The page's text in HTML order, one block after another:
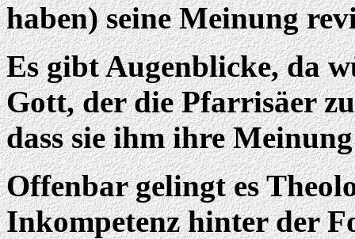
haben) seine Meinung
Es gibt Augenblicke, da
Gott, der die Pfarrisäer
dass sie ihm ihre
Offenbar gelingt es
Inkompetenz hinter der